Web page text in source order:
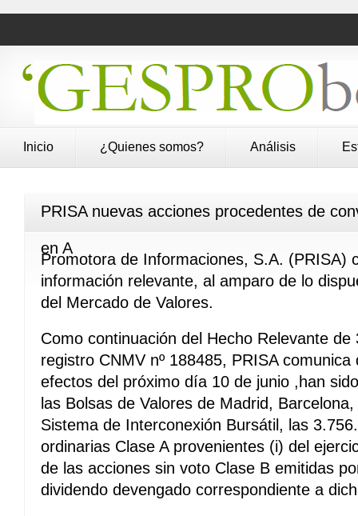
Inicio ¿Quienes somos? Análisis
PRISA nuevas acciones procedentes de
en A
Promotora de Informaciones, S.A. (PRISA)
información relevante, al amparo de lo
del Mercado de Valores.
Como continuación del Hecho Relevante
registro CNMV nº 188485, PRISA
efectos del próximo día 10 de junio ,han
las Bolsas de Valores de Madrid,
Sistema de Interconexión Bursátil, las
ordinarias Clase A provenientes (i) del
de las acciones sin voto Clase B emitidas
dividendo devengado correspondiente a